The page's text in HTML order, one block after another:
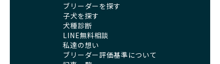
ブリーダーを探す
子犬を探す
犬種診断
LINE無料相談
私達の想い
ブリーダー評価基準について